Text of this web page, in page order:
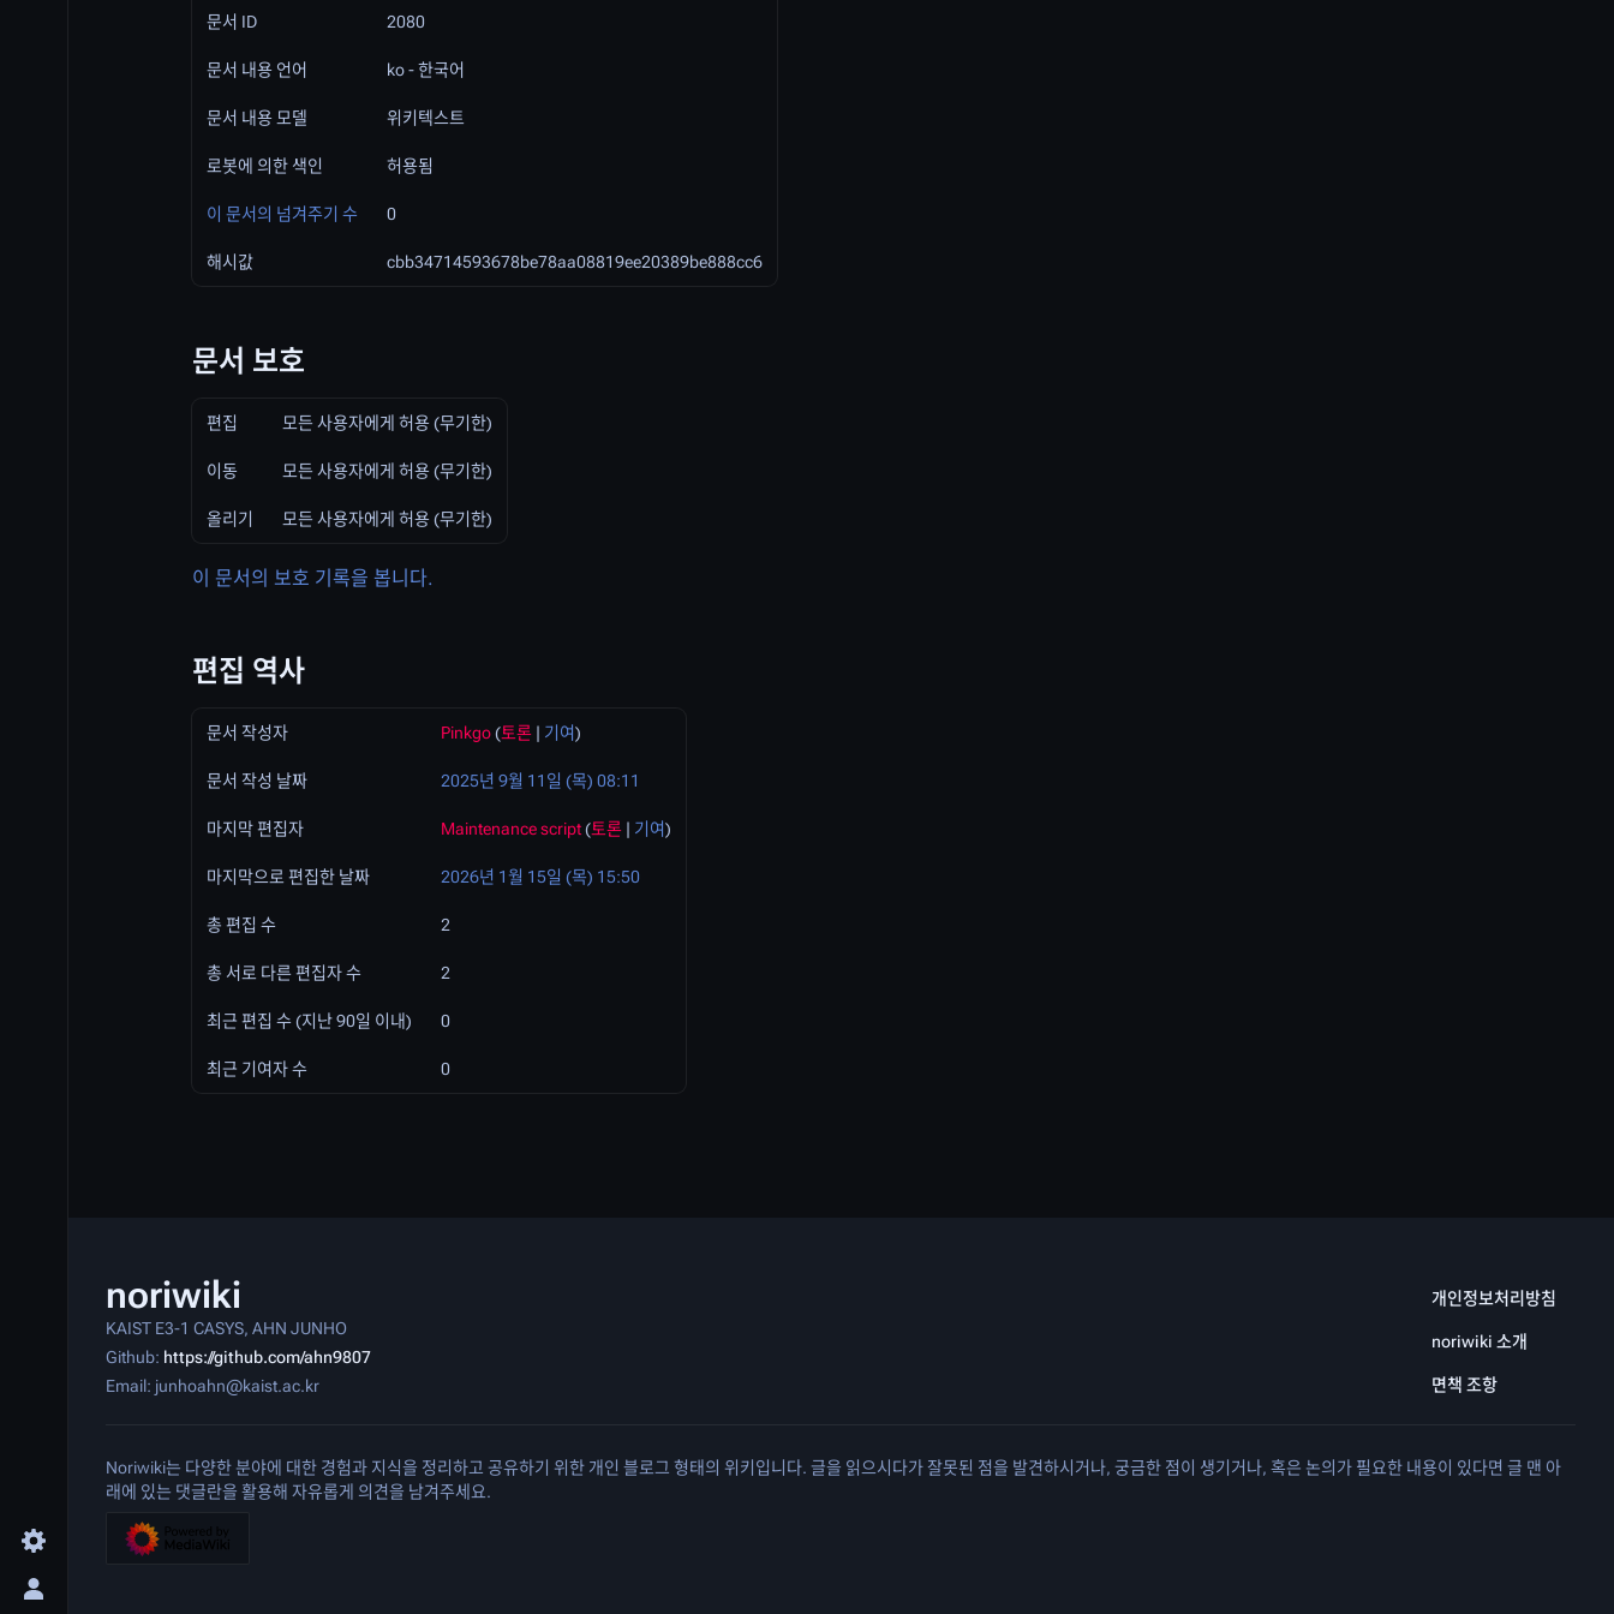
환경 설정 메뉴 여닫기
개인 메뉴 여닫기
문서 ID 2080
문서 내용 언어 ko - 한국어
문서 내용 모델 위키텍스트
로봇에 의한 색인 허용됨
이 문서의 넘겨주기 수 0
해시값 cbb34714593678be78aa08819ee20389be888cc6
문서 보호
편집 모든 사용자에게 허용 (무기한)
이동 모든 사용자에게 허용 (무기한)
올리기 모든 사용자에게 허용 (무기한)
이 문서의 보호 기록을 봅니다.
편집 역사
문서 작성자 Pinkgo(토론 | 기여)
문서 작성 날짜 2025년 9월 11일 (목) 08:11
마지막 편집자 Maintenance script(토론 | 기여)
마지막으로 편집한 날짜 2026년 1월 15일 (목) 15:50
총 편집 수 2
총 서로 다른 편집자 수 2
최근 편집 수 (지난 90일 이내) 0
최근 기여자 수 0
noriwiki
KAIST E3-1 CASYS, AHN JUNHO
Github: https://github.com/ahn9807
Email: junhoahn@kaist.ac.kr
개인정보처리방침
noriwiki 소개
면책 조항
Noriwiki는 다양한 분야에 대한 경험과 지식을 정리하고 공유하기 위한 개인 블로그 형태의 위키입니다. 글을 읽으시다가 잘못된 점을 발견하시거나, 궁금한 점이 생기거나, 혹은 논의가 필요한 내용이 있다면 글 맨 아
래에 있는 댓글란을 활용해 자유롭게 의견을 남겨주세요.